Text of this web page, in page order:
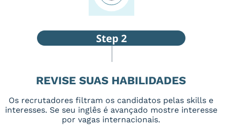
REVISE SUAS HABILIDADES
Os recrutadores filtram os candidatos pelas skills e
interesses. Se seu inglês é avançado mostre interesse
por vagas internacionais.